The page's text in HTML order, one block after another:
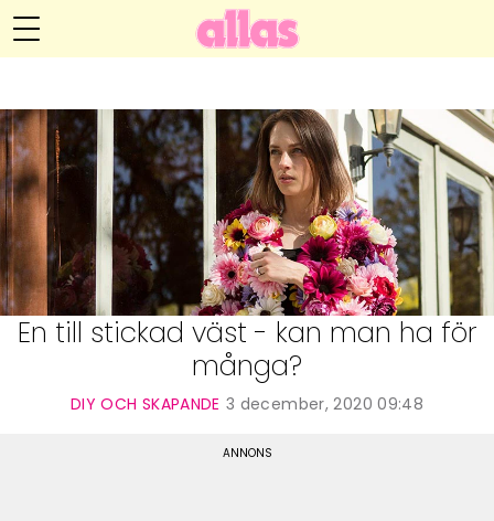
Hälsa
Relationer
Handarbete
Anna María Larssons blogg
Hem
Om Anna María
Kategorier
Arkiv
Kontakt
En till stickad väst - kan man ha för
många?
DIY OCH SKAPANDE 3 december, 2020 09:48